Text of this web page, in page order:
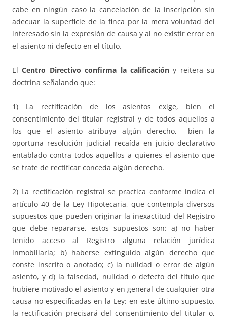
cabe en ningún caso la cancelación de la inscripción sin
adecuar la superficie de la finca por la mera voluntad del
interesado sin la expresión de causa y al no existir error en
el asiento ni defecto en el título.
ElCentro Directivo confirma la calificacióny reitera su
doctrina señalando que:
1) La rectificación de los asientos exige, bien el
consentimiento del titular registral y de todos aquellos a
los que el asiento atribuya algún derecho, bien la
oportuna resolución judicial recaída en juicio declarativo
entablado contra todos aquellos a quienes el asiento que
se trate de rectificar conceda algún derecho.
2) La rectificación registral se practica conforme indica el
artículo 40 de la Ley Hipotecaria, que contempla diversos
supuestos que pueden originar la inexactitud del Registro
que debe repararse, estos supuestos son: a) no haber
tenido acceso al Registro alguna relación jurídica
inmobiliaria; b) haberse extinguido algún derecho que
conste inscrito o anotado; c) la nulidad o error de algún
asiento, y d) la falsedad, nulidad o defecto del título que
hubiere motivado el asiento y en general de cualquier otra
causa no especificadas en la Ley: en este último supuesto,
la rectificación precisará del consentimiento del titular o,